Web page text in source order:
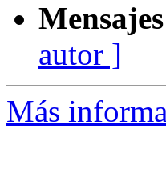
autor ]
Más